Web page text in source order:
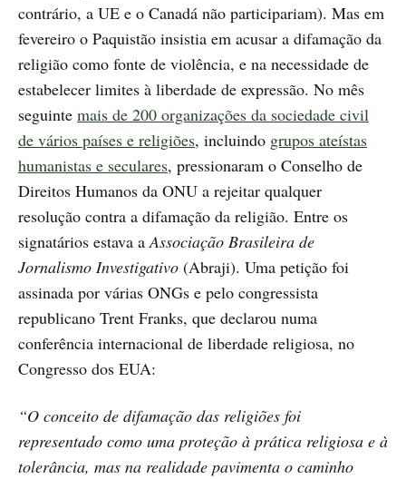
contrário, a UE e o Canadá não participariam). Mas em
fevereiro o Paquistão insistia em acusar a difamação da
religião como fonte de violência, e na necessidade de
estabelecer limites à liberdade de expressão. No mês
seguinte mais de 200 organizações da sociedade civil
de vários países e religiões, incluindo grupos ateístas
humanistas e seculares, pressionaram o Conselho de
Direitos Humanos da ONU a rejeitar qualquer
resolução contra a difamação da religião. Entre os
signatários estava aAssociação Brasileira de
Jornalismo Investigativo (Abraji). Uma petição foi
assinada por várias ONGs e pelo congressista
republicano Trent Franks, que declarou numa
conferência internacional de liberdade religiosa, no
Congresso dos EUA:
“O conceito de difamação das religiões foi
representado como uma proteção à prática religiosa e à
tolerância, mas na realidade pavimenta o caminho